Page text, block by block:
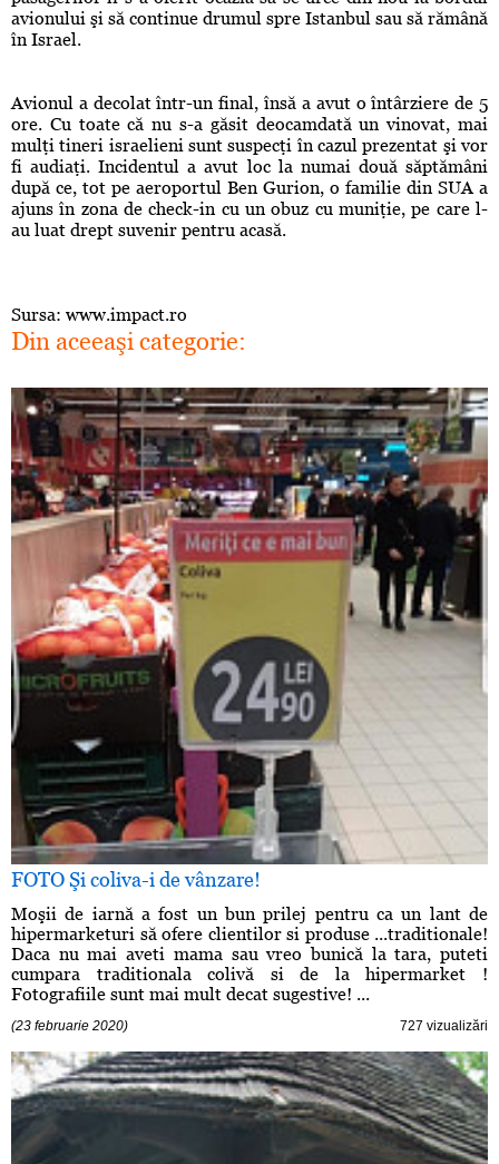
avionului şi să continue drumul spre Istanbul sau să rămână
în Israel.
Avionul a decolat într-un final, însă a avut o întârziere de 5
ore. Cu toate că nu s-a găsit deocamdată un vinovat, mai
mulţi tineri israelieni sunt suspecţi în cazul prezentat şi vor
fi audiaţi. Incidentul a avut loc la numai două săptămâni
după ce, tot pe aeroportul Ben Gurion, o familie din SUA a
ajuns în zona de check-in cu un obuz cu muniţie, pe care l-
au luat drept suvenir pentru acasă.
Sursa: www.impact.ro
Din aceeaşi categorie:
FOTO Şi coliva-i de vânzare!
Moşii de iarnă a fost un bun prilej pentru ca un lant de
hipermarketuri să ofere clientilor si produse ...traditionale!
Daca nu mai aveti mama sau vreo bunică la tara, puteti
cumpara traditionala colivă si de la hipermarket !
Fotografiile sunt mai mult decat sugestive! ...
(23 februarie 2020) 727 vizualizări